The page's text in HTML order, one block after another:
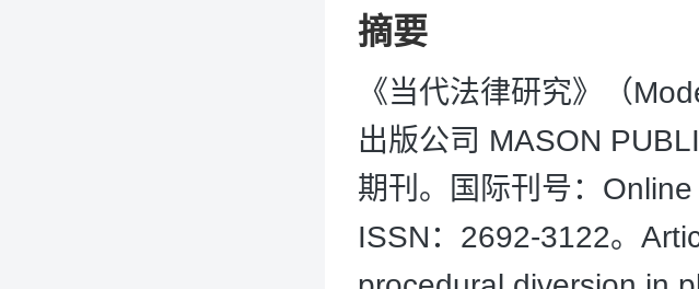
摘要
《当代法律研究》（
出版公司 MASON
期刊。国际刊号：
ISSN：2692-3122。